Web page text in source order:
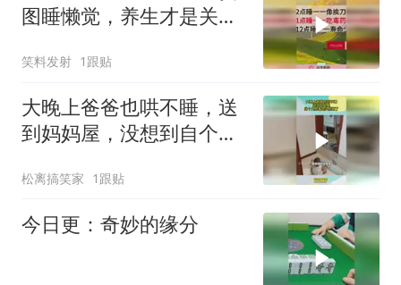
图睡懒觉，养生才是关
笑料发射 1跟贴
大晚上爸爸也哄不睡，送
到妈妈屋，没想到自个儿
枕头
松离搞笑家 1跟贴
今日更：奇妙的缘分